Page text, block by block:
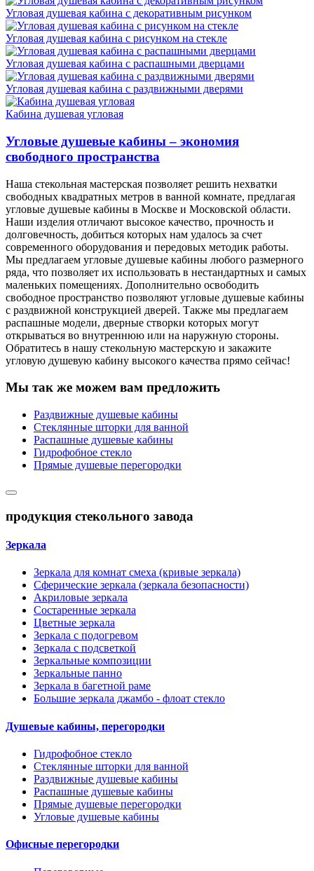
Угловая душевая кабина с декоративным рисунком
Угловая душевая кабина с рисунком на стекле
Угловая душевая кабина с распашными дверцами
Угловая душевая кабина с раздвижными дверями
Кабина душевая угловая
Угловые душевые кабины – экономия
свободного пространства
Наша стекольная мастерская позволяет решить нехватки
свободных квадратных метров в ванной комнате, предлагая
угловые душевые кабины в Москве и Московской области.
Наши изделия отличают высокое качество, прочность и
долговечность, добиться которых нам удалось за счет
современного оборудования и передовых методик работы.
Мы предлагаем угловые душевые кабины любого размерного
ряда, что позволяет их использовать в нестандартных и самых
маленьких помещениях. Дополнительно освободить
свободное пространство позволяют угловые душевые кабины
с раздвижной конструкцией дверей. Также мы предлагаем
распашные модели, дверные створки которых могут
открываться во внутреннюю или на наружную стороны.
Обратитесь в нашу стекольную мастерскую и закажите
угловую душевую кабину высокого качества прямо сейчас!
Мы так же можем вам предложить
Раздвижные душевые кабины
Стеклянные шторки для ванной
Распашные душевые кабины
Гидрофобное стекло
Прямые душевые перегородки
продукция стекольного завода
Зеркала
Зеркала для комнат смеха (кривые зеркала)
Сферические зеркала (зеркала безопасности)
Акриловые зеркала
Состаренные зеркала
Цветные зеркала
Зеркала с подогревом
Зеркала с подсветкой
Зеркальные композиции
Зеркальные панно
Зеркала в багетной раме
Большие зеркала джамбо - флоат стекло
Душевые кабины, перегородки
Гидрофобное стекло
Стеклянные шторки для ванной
Раздвижные душевые кабины
Распашные душевые кабины
Прямые душевые перегородки
Угловые душевые кабины
Офисные перегородки